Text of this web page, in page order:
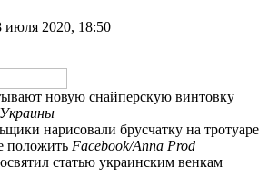
июля 2020, 18:50
новую снайперскую винтовку
нарисовали брусчатку на тротуаре
положить Facebook/Anna Prod
статью украинским венкам